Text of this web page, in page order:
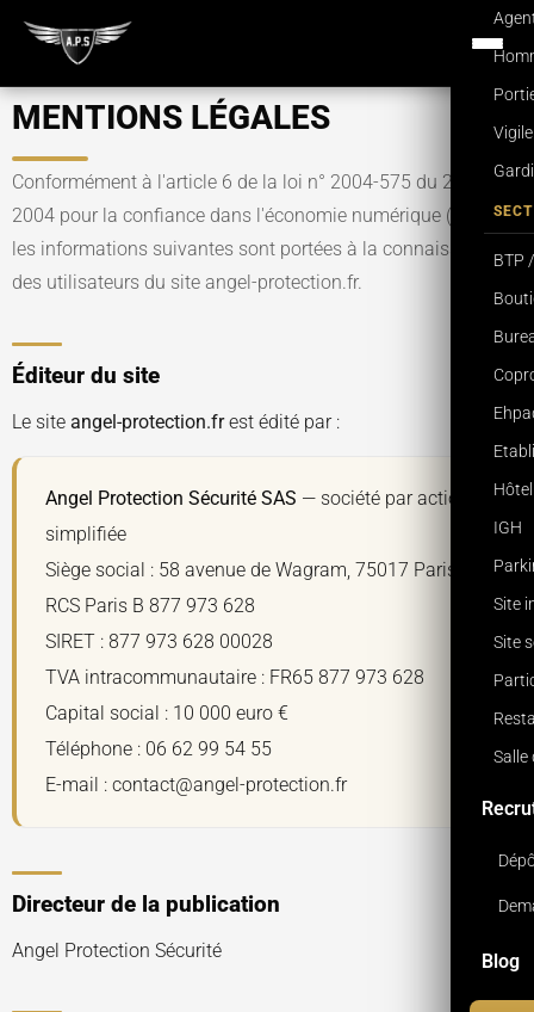
BTP
IGH
Site
Site
Salle
Blog
MENTIONS LÉGALES
Conformément à l'article 6 de la loi n° 2004-575 du 21 juin
2004 pour la confiance dans l'économie numérique (LCEN),
les informations suivantes sont portées à la connaissance
des utilisateurs du site angel-protection.fr.
Éditeur du site
Le site angel-protection.frest édité par :
Angel Protection Sécurité SAS — société par actions
simplifiée
Siège social : 58 avenue de Wagram, 75017 Paris
RCS Paris B 877 973 628
SIRET : 877 973 628 00028
TVA intracommunautaire : FR65 877 973 628
Capital social : 10 000 euro €
Téléphone : 06 62 99 54 55
E-mail : contact@angel-protection.fr
Directeur de la publication
Angel Protection Sécurité